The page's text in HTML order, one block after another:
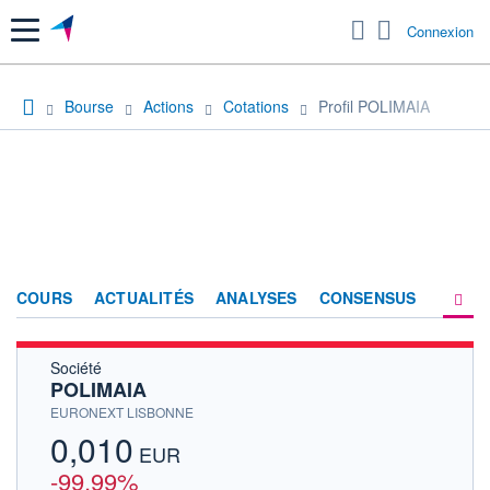
Menu Connexion
Bourse Actions Cotations Profil POLIMAIA
COURS ACTUALITÉS ANALYSES CONSENSUS
Société
POLIMAIA
EURONEXT LISBONNE
0,010 EUR
-99,99%